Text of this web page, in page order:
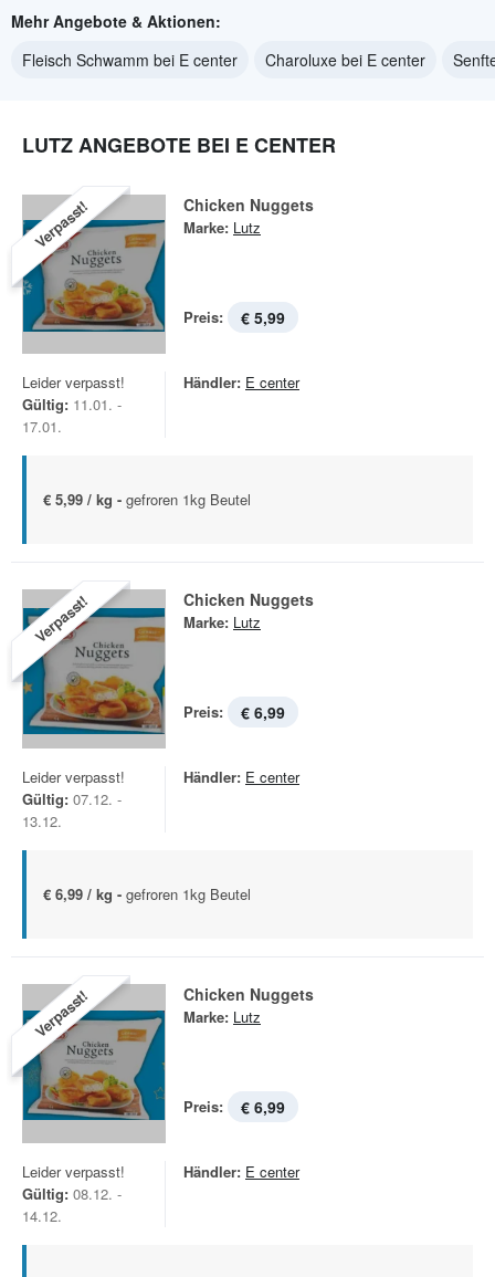
Mehr Angebote & Aktionen:
Fleisch Schwamm bei E center
Charoluxe bei E center
LUTZ ANGEBOTE BEI E CENTER
Verpasst! Chicken Nuggets
Marke: Lutz
Preis: € 5,99
Leider verpasst!
Gültig: 11.01. -
17.01.
Händler: E center
€ 5,99 / kg - gefroren 1kg Beutel
Verpasst! Chicken Nuggets
Marke: Lutz
Preis: € 6,99
Leider verpasst!
Gültig: 07.12. -
13.12.
Händler: E center
€ 6,99 / kg - gefroren 1kg Beutel
Verpasst! Chicken Nuggets
Marke: Lutz
Preis: € 6,99
Leider verpasst!
Gültig: 08.12. -
14.12.
Händler: E center